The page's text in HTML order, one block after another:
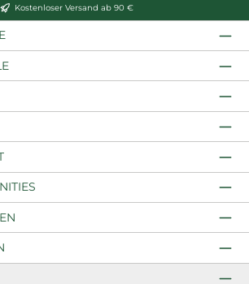
Kostenloser Versand ab 90 €